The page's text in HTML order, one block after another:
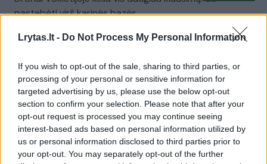
Lrytas.lt - Do Not Process My Personal Information
If you wish to opt-out of the sale, sharing to third parties, or
processing of your personal or sensitive information for
targeted advertising by us, please use the below opt-out
section to confirm your selection. Please note that after your
opt-out request is processed you may continue seeing
interest-based ads based on personal information utilized by
us or personal information disclosed to third parties prior to
your opt-out. You may separately opt-out of the further
pastebėti virš karinės bazės
Žinios | Pasaulis
Visi įrašai
Žiūrimiausi įrašai